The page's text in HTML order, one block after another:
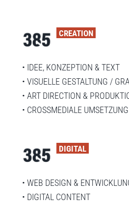
CREATION
• IDEE, KONZEPTION & TEXT
• VISUELLE GESTALTUNG /
• ART DIRECTION &
• CROSSMEDIALE UMSETZUNG
DIGITAL
• WEB DESIGN &
• DIGITAL CONTENT